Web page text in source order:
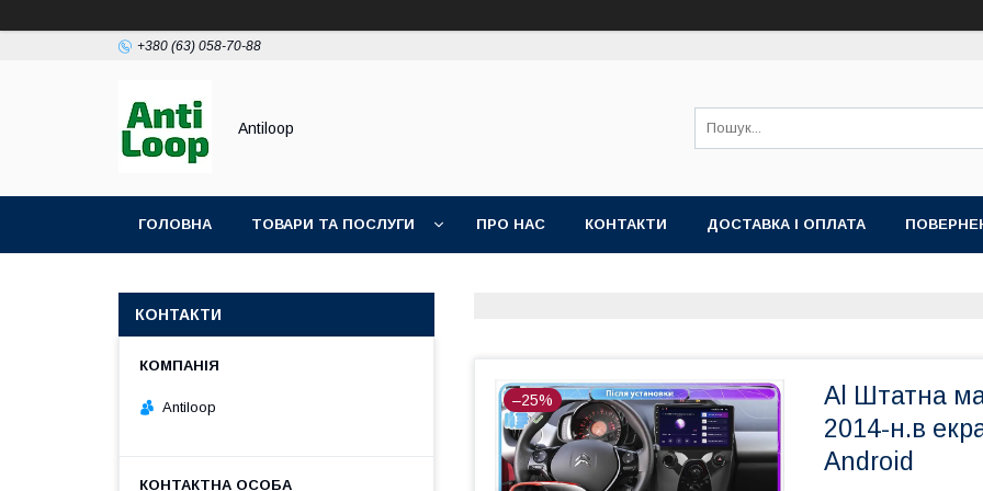
+380 (63) 058-70-88
Antiloop
ГОЛОВНА ТОВАРИ ТА ПОСЛУГИ ПРО НАС КОНТАКТИ ДОСТАВКА І ОПЛАТА
–25%
Al Штатна
2014-н.в
Android
КОНТАКТИ
Antiloop